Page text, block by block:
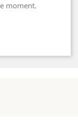
moment.